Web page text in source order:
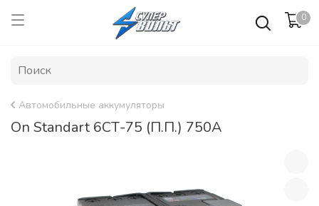
0
Автомобильные аккумуляторы
On Standart 6СТ-75 (П.П.) 750А